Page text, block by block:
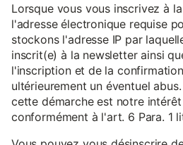
Lorsque vous vous inscrivez à
l'adresse électronique requise
stockons l'adresse IP par
inscrit(e) à la newsletter ainsi
l'inscription et de la
ultérieurement un éventuel
cette démarche est notre
conformément à l'art. 6 Para. 1